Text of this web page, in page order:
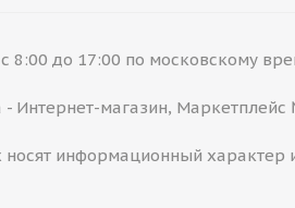
8:00 до 17:00 по московскому
- Интернет-магазин,
информационный характер